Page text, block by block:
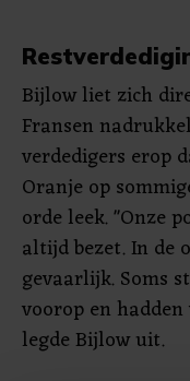
Bijlow liet zich
Fransen
verdedigers erop
Oranje op
orde leek. "Onze
altijd bezet. In de
gevaarlijk. Soms
voorop en
legde Bijlow uit.